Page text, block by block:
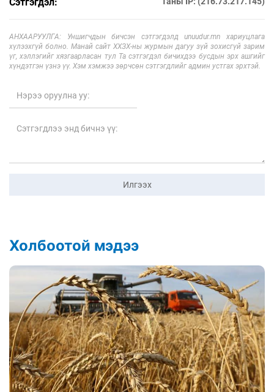
АНХААРУУЛГА: Уншигчдын бичсэн сэтгэгдэлд unuudur.mn хариуцлага
хүлээхгүй болно. Манай сайт ХХЗХ-ны журмын дагуу зүй зохисгүй зарим
үг, хэллэгийг хязгаарласан тул Та сэтгэгдэл бичихдээ бусдын эрх ашгийг
хүндэтгэн үзнэ үү. Хэм хэмжээ зөрчсөн сэтгэгдлийг админ устгах эрхтэй.
Илгээх
Холбоотой мэдээ